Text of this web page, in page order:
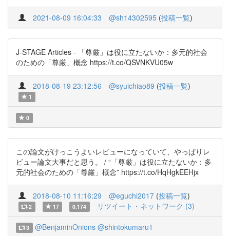
2021-08-09 16:04:33 @sh14302595 (投稿一覧)
J-STAGE Articles - 「尊厳」は役に立たないか：多元的社会
のための「尊厳」概念 https://t.co/QSVNKVU05w
2018-08-19 23:12:56 @syuichiao89 (投稿一覧)
1
0
この論文がけっこうよいレビューになっていて、やっぱりレ
ビュー論文大事だと思う。 / “「尊厳」は役に立たないか：多
元的社会のための「尊厳」概念” https://t.co/HqHgkEEHjx
2018-08-10 11:16:29 @eguchi2017 (投稿一覧)
2 17 0.174 リツイート・ネットワーク (3)
3 @BenjaminOnions @shintokumaru1